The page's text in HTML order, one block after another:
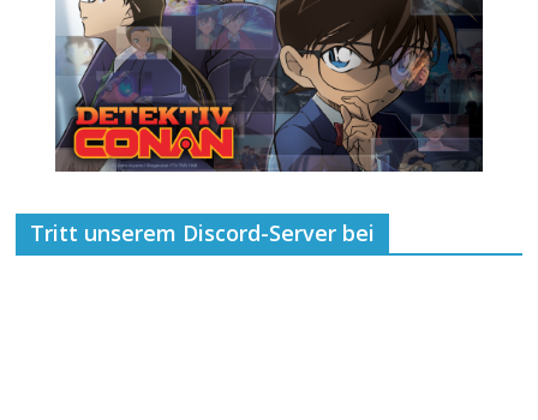
Tritt unserem Discord-Server bei